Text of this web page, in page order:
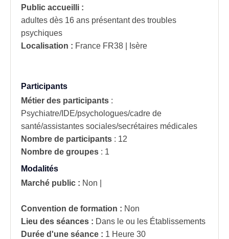
Public accueilli :
adultes dès 16 ans présentant des troubles
psychiques
Localisation : France FR38 | Isère
Participants
Métier des participants :
Psychiatre/IDE/psychologues/cadre de
santé/assistantes sociales/secrétaires médicales
Nombre de participants : 12
Nombre de groupes : 1
Modalités
Marché public : Non
Convention de formation : Non
Lieu des séances : Dans le ou les Établissements
Durée d'une séance : 1 Heure 30